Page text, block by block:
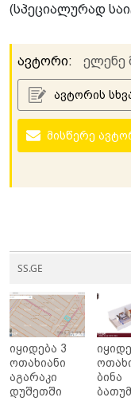
(სპეციალურად
ავტორი: ელენე
ავტორის
მისწერე
SS.GE
იყიდება 3
ოთახიანი
აგარაკი
დუშეთში
ბინა